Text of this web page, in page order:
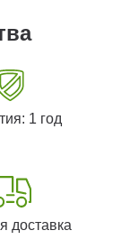
1 год
доставка